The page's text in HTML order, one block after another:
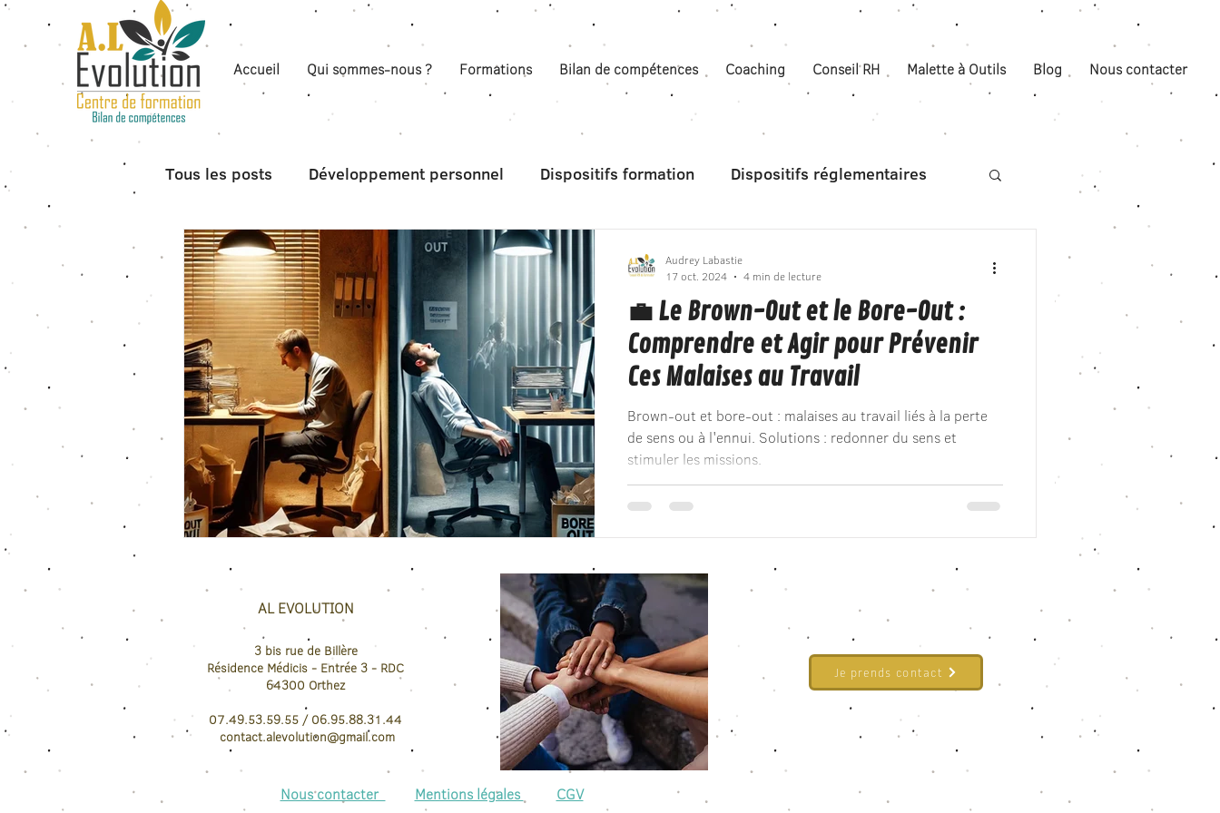
Accueil Qui sommes-nous ? Formations Bilan de compétences Coaching Conseil RH Malette à Outils Blog Nous contacter
Tous les posts Développement personnel Dispositifs formation Dispositifs réglementaires
Boite à outils
💼 Le Brown-Out et le Bore-Out :
Comprendre et Agir pour Prévenir
Ces Malaises au Travail
Brown-out et bore-out : malaises au travail liés à la perte
de sens ou à l'ennui. Solutions : redonner du sens et
stimuler les missions.
Audrey Labastie
17 oct. 2024
4 min de lecture
AL EVOLUTION
3 bis rue de Billère
Résidence Médicis - Entrée 3 - RDC
64300 Orthez
07.49.53.59.55 / 06.95.88.31.44
contact.alevolution@gmail.com
Je prends contact
Nous contacter Mentions légales CGV